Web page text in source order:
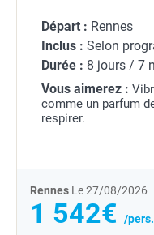
Départ : Rennes
Inclus : Selon
Durée : 8 jours / 7
Vous aimerez :
comme un parfum
respirer.
Rennes Le 27/08/2026
1 542€ /pers.